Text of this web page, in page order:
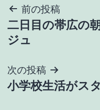
投
稿
ビ
前の投稿
二日目の帯広の
ジュ
次の投稿
小学校生活がス